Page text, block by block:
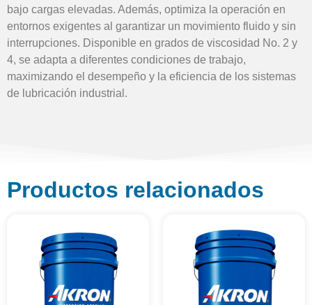
bajo cargas elevadas. Además, optimiza la operación en
entornos exigentes al garantizar un movimiento fluido y sin
interrupciones. Disponible en grados de viscosidad No. 2 y
4, se adapta a diferentes condiciones de trabajo,
maximizando el desempeño y la eficiencia de los sistemas
de lubricación industrial.
Productos relacionados